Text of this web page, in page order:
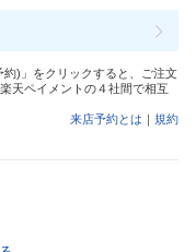
)」をクリックすると、ご注文
天ペイメントの４社間で相互
来店予約とは ｜ 規約